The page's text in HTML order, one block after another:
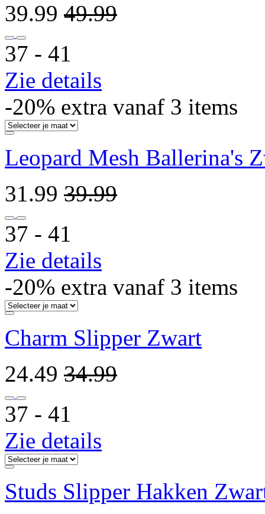
39.99 49.99
37 ‐ 41
Zie details
-20% extra vanaf 3 items
Leopard Mesh Ballerina's
31.99 39.99
37 ‐ 41
Zie details
-20% extra vanaf 3 items
Charm Slipper Zwart
24.49 34.99
37 ‐ 41
Zie details
Studs Slipper Hakken